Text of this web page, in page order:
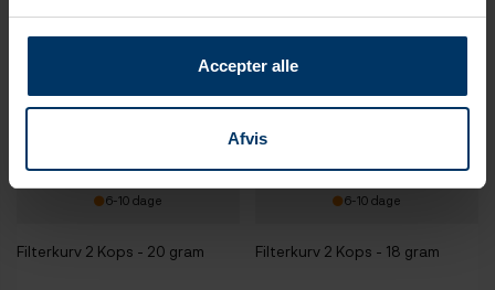
Accepter alle
Afvis
6-10 dage
Filterkurv 2 Kops - 20 gram
6-10 dage
Filterkurv 2 Kops - 18 gram